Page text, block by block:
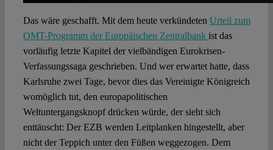
Das wäre geschafft. Mit dem heute verkündeten Urteil zum
OMT-Programm der Europäischen Zentralbank ist das
vorläufig letzte Kapitel der vielbändigen Eurokrisen-
Verfassungssaga geschrieben. Und wer erwartet hatte, dass
Karlsruhe zwei Tage, bevor dies das Vereinigte Königreich
womöglich tut, den europapolitischen
Weltuntergangsknopf drücken würde, der sieht sich
enttäuscht: Der EZB werden Leitplanken hingestellt, aber
nicht der Teppich unter den Füßen weggezogen. Dem